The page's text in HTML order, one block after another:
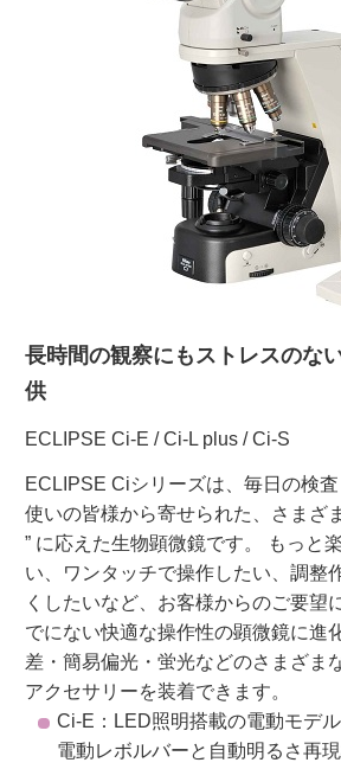
長時間の観察にもストレスのな
供
ECLIPSE Ci-E / Ci-L plus / Ci-S
ECLIPSE Ciシリーズは、毎日の検
使いの皆様から寄せられた、さまざ
” に応えた生物顕微鏡です。 もっと
い、ワンタッチで操作したい、調整
くしたいなど、お客様からのご要望
でにない快適な操作性の顕微鏡に進
差・簡易偏光・蛍光などのさまざま
アクセサリーを装着できます。
Ci-E：LED照明搭載の電動モデル
電動レボルバーと自動明るさ再
ラボプランニング
ワケンG オンラインショップ
和研薬 ホームページ